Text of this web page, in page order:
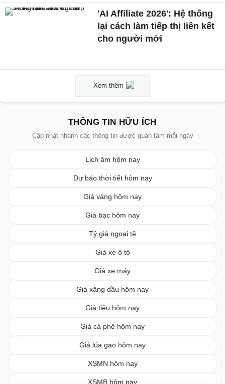
'AI Affiliate 2026': Hệ thống
lại cách làm tiếp thị liên kết
cho người mới
Xem thêm
THÔNG TIN HỮU ÍCH
Cập nhật nhanh các thông tin được quan tâm mỗi ngày
Lịch âm hôm nay
Dự báo thời tiết hôm nay
Giá vàng hôm nay
Giá bạc hôm nay
Tỷ giá ngoại tệ
Giá xe ô tô
Giá xe máy
Giá xăng dầu hôm nay
Giá tiêu hôm nay
Giá cà phê hôm nay
Giá lúa gạo hôm nay
XSMN hôm nay
XSMB hôm nay